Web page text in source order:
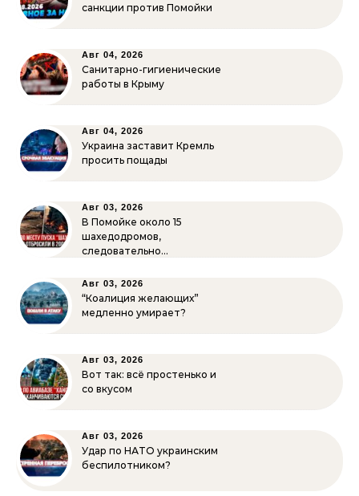
санкции против Помойки
Авг 04, 2026
Санитарно-гигиенические
работы в Крыму
Авг 04, 2026
Украина заставит Кремль
просить пощады
Авг 03, 2026
В Помойке около 15
шахедодромов,
следовательно…
Авг 03, 2026
“Коалиция желающих”
медленно умирает?
Авг 03, 2026
Вот так: всё простенько и
со вкусом
Авг 03, 2026
Удар по НАТО украинским
беспилотником?